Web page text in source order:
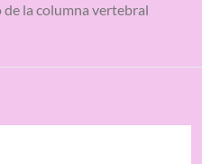
la columna vertebral